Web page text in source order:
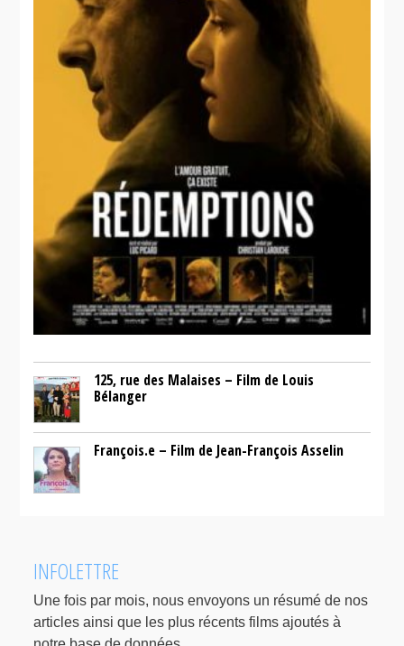
125, rue des Malaises – Film de Louis
Bélanger
François.e – Film de Jean-François Asselin
INFOLETTRE
Une fois par mois, nous envoyons un résumé de nos
articles ainsi que les plus récents films ajoutés à